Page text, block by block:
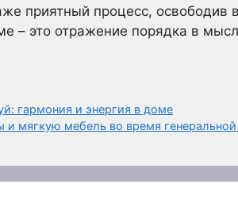
приятный процесс,
– это отражение порядка в
гармония и энергия в доме
и мягкую мебель во время